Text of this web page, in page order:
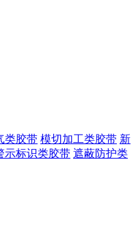
类胶带 模切加工类胶带 新
示标识类胶带 遮蔽防护类